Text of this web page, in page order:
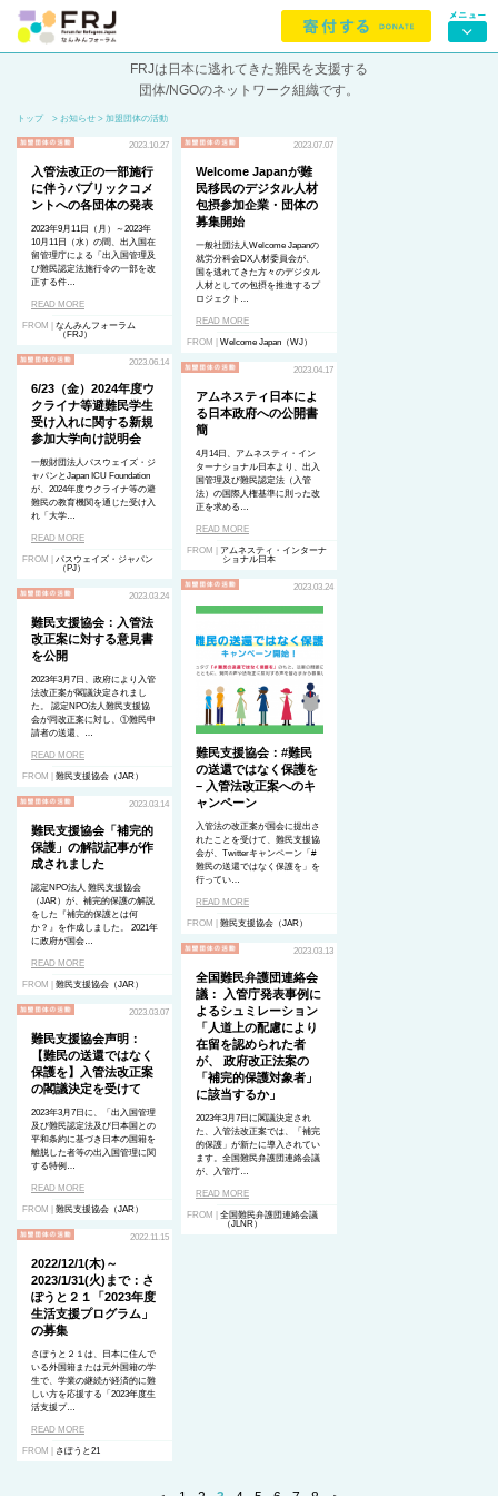
FRJは日本に逃れてきた難民を支援する
団体/NGOのネットワーク組織です。
トップ > お知らせ > 加盟団体の活動
2023.10.27
入管法改正の一部施行
に伴うパブリックコメ
ントへの各団体の発表
2023年9月11日（月）～2023年
10月11日（水）の間、出入国在
留管理庁による「出入国管理及
び難民認定法施行令の一部を改
正する件…
READ MORE
FROM | なんみんフォーラム
（FRJ）
2023.07.07
Welcome Japanが難
民移民のデジタル人材
包摂参加企業・団体の
募集開始
一般社団法人Welcome Japanの
就労分科会DX人材委員会が、
国を逃れてきた方々のデジタル
人材としての包摂を推進するプ
ロジェクト…
READ MORE
FROM | Welcome Japan（WJ）
2023.06.14
6/23（金）2024年度ウ
クライナ等避難民学生
受け入れに関する新規
参加大学向け説明会
一般財団法人パスウェイズ・ジ
ャパンとJapan ICU Foundation
が、2024年度ウクライナ等の避
難民の教育機関を通じた受け入
れ「大学…
READ MORE
FROM | パスウェイズ・ジャパン
（PJ）
2023.04.17
アムネスティ日本によ
る日本政府への公開書
簡
4月14日、アムネスティ・イン
ターナショナル日本より、出入
国管理及び難民認定法（入管
法）の国際人権基準に則った改
正を求める…
READ MORE
FROM |
アムネスティ・インターナ
ショナル日本
2023.03.24
難民支援協会：#難民
の送還ではなく保護を
– 入管法改正案へのキ
ャンペーン
入管法の改正案が国会に提出さ
れたことを受けて、難民支援協
会が、Twitterキャンペーン「#
難民の送還ではなく保護を」を
行ってい…
READ MORE
FROM | 難民支援協会（JAR）
2023.03.24
難民支援協会：入管法
改正案に対する意見書
を公開
2023年3月7日、政府により入管
法改正案が閣議決定されまし
た。 認定NPO法人難民支援協
会が同改正案に対し、①難民申
請者の送還、…
READ MORE
FROM | 難民支援協会（JAR）
2023.03.14
難民支援協会「補完的
保護」の解説記事が作
成されました
認定NPO法人 難民支援協会
（JAR）が、補完的保護の解説
をした『補完的保護とは何
か？』を作成しました。 2021年
に政府が国会…
READ MORE
FROM | 難民支援協会（JAR）
2023.03.13
全国難民弁護団連絡会
議： 入管庁発表事例に
よるシュミレーション
「人道上の配慮により
在留を認められた者
が、 政府改正法案の
「補完的保護対象者」
に該当するか」
2023年3月7日に閣議決定され
た、入管法改正案では、「補完
的保護」が新たに導入されてい
ます。全国難民弁護団連絡会議
が、入管庁…
READ MORE
FROM | 全国難民弁護団連絡会議
（JLNR）
2023.03.07
難民支援協会声明：
【難民の送還ではなく
保護を】入管法改正案
の閣議決定を受けて
2023年3月7日に、「出⼊国管理
及び難⺠認定法及び⽇本国との
平和条約に基づき⽇本の国籍を
離脱した者等の出⼊国管理に関
する特例…
READ MORE
FROM | 難民支援協会（JAR）
2022.11.15
2022/12/1(木)～
2023/1/31(火)まで：さ
ぽうと２１「2023年度
生活支援プログラム」
の募集
さぽうと２１は、日本に住んで
いる外国籍または元外国籍の学
生で、学業の継続が経済的に難
しい方を応援する「2023年度生
活支援プ…
READ MORE
FROM | さぽうと21